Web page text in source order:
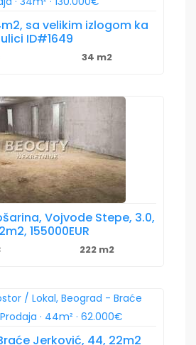
sa velikim izlogom ka
ulici ID#1649
34 m2
Vojvode Stepe, 3.0,
155000EUR
222 m2
Jerković, 44, 22m2